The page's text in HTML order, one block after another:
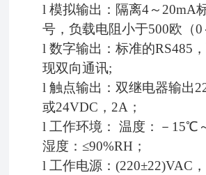
l模拟输出： 隔离4～20mA
号，负载电阻小于500欧 （
l数字输出：标准的RS485
现双向通讯;
l触点输出：双继电器输出
或24VDC，2A；
l 工作环境：
温度：－15℃
湿度：≤90%RH；
l 工作电源：(220±22)VAC，